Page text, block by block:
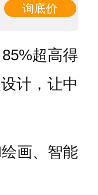
询底价
超高得
计，让中
画、智能